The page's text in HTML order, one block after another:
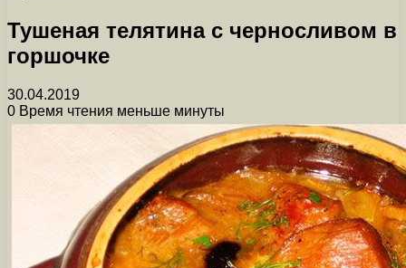
Тушеная телятина с черносливом в
горшочке
30.04.2019
0 Время чтения меньше минуты